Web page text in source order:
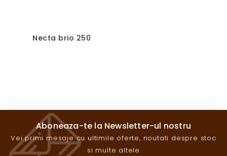
Necta brio 250
Aboneaza-te la Newsletter-ul nostru
Vei primi mesaje cu ultimile oferte, noutati despre stoc
si multe altele